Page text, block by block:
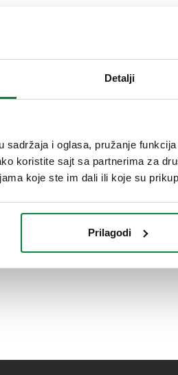
Detalji
sadržaja i oglasa, pružanje
koristite sajt sa partnerima za
koje ste im dali ili koje su
Prilagodi